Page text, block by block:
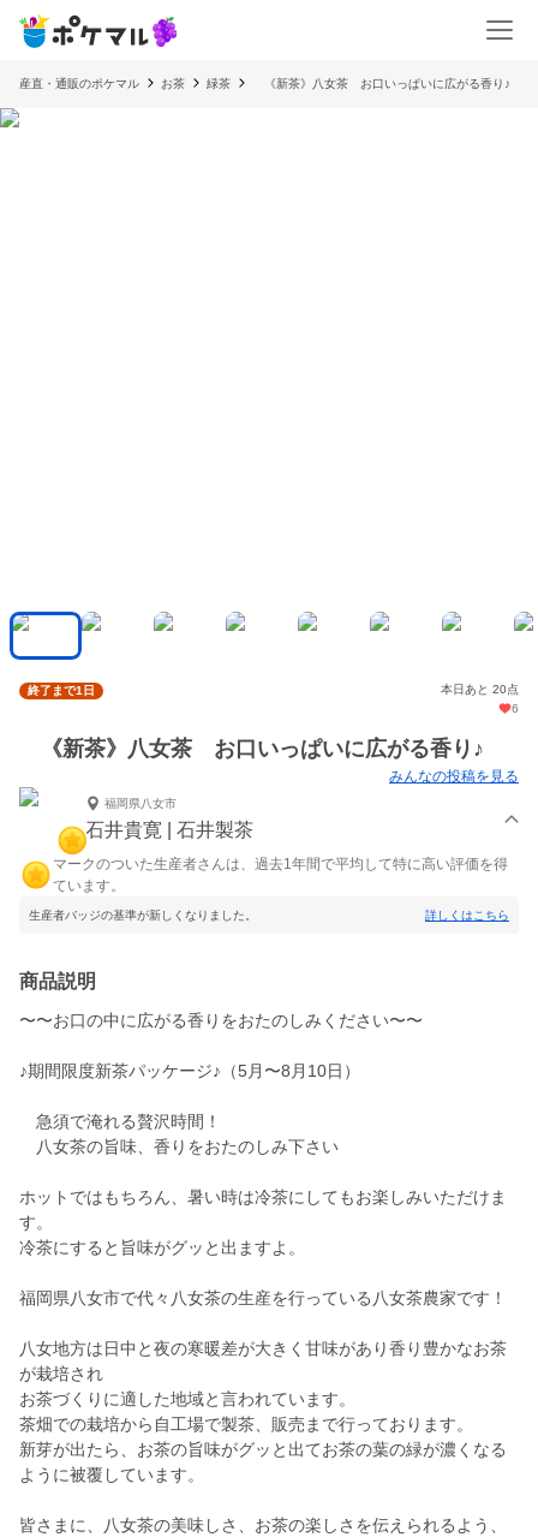
産直・通販のポケマル お茶 緑茶 《新茶》八女茶 お口いっぱいに広がる香り♪
終了まで1日
本日あと 20点
6
《新茶》八女茶 お口いっぱいに広がる香り♪
みんなの投稿を見る
福岡県八女市
石井貴寛 | 石井製茶
マークのついた生産者さんは、過去1年間で平均して特に高い評価を得
ています。
生産者バッジの基準が新しくなりました。 詳しくはこちら
商品説明
〜〜お口の中に広がる香りをおたのしみください〜〜
♪期間限度新茶パッケージ♪（5月〜8月10日）
急須で淹れる贅沢時間！
八女茶の旨味、香りをおたのしみ下さい
ホットではもちろん、暑い時は冷茶にしてもお楽しみいただけま
す。
冷茶にすると旨味がグッと出ますよ。
福岡県八女市で代々八女茶の生産を行っている八女茶農家です！
八女地方は日中と夜の寒暖差が大きく甘味があり香り豊かなお茶
が栽培され
お茶づくりに適した地域と言われています。
茶畑での栽培から自工場で製茶、販売まで行っております。
新芽が出たら、お茶の旨味がグッと出てお茶の葉の緑が濃くなる
ように被覆しています。
皆さまに、八女茶の美味しさ、お茶の楽しさを伝えられるよう、